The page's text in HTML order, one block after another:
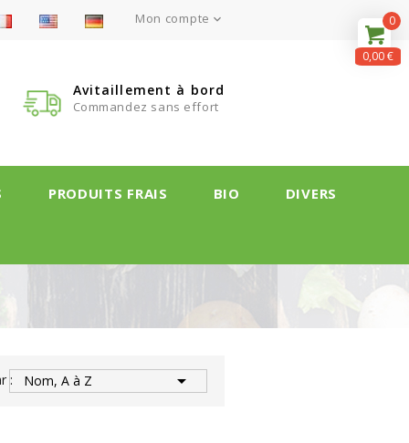
Mon compte 
Avitaillement à bord
Commandez sans effort
PRODUITS FRAIS BIO DIVERS
: Nom, A à Z 
0
0,00 €